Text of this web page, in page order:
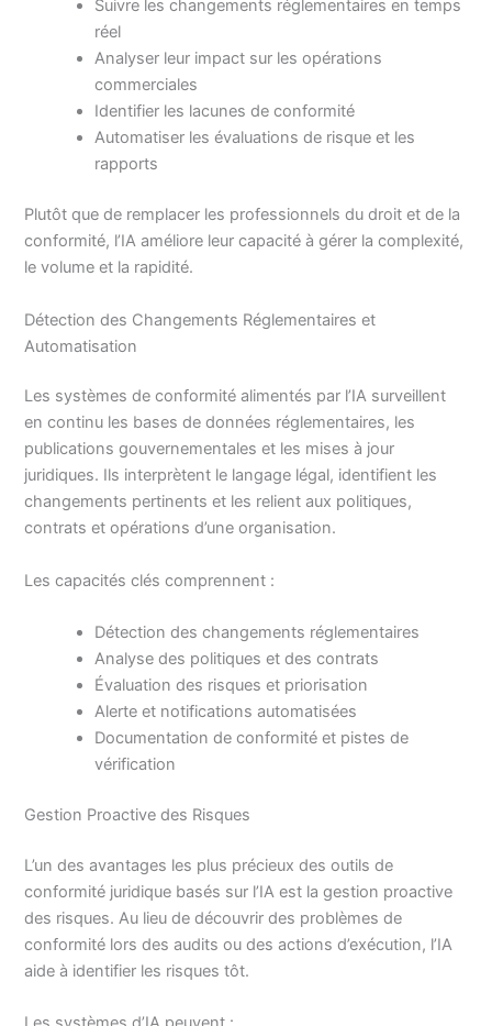
Suivre les changements réglementaires en temps
réel
Analyser leur impact sur les opérations
commerciales
Identifier les lacunes de conformité
Automatiser les évaluations de risque et les
rapports
Plutôt que de remplacer les professionnels du droit et de la
conformité, l’IA améliore leur capacité à gérer la complexité,
le volume et la rapidité.
Détection des Changements Réglementaires et
Automatisation
Les systèmes de conformité alimentés par l’IA surveillent
en continu les bases de données réglementaires, les
publications gouvernementales et les mises à jour
juridiques. Ils interprètent le langage légal, identifient les
changements pertinents et les relient aux politiques,
contrats et opérations d’une organisation.
Les capacités clés comprennent :
Détection des changements réglementaires
Analyse des politiques et des contrats
Évaluation des risques et priorisation
Alerte et notifications automatisées
Documentation de conformité et pistes de
vérification
Gestion Proactive des Risques
L’un des avantages les plus précieux des outils de
conformité juridique basés sur l’IA est la gestion proactive
des risques. Au lieu de découvrir des problèmes de
conformité lors des audits ou des actions d’exécution, l’IA
aide à identifier les risques tôt.